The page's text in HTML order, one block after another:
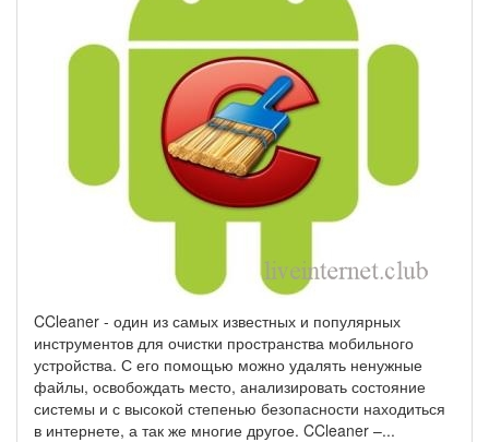
CCleaner - один из самых известных и популярных
инструментов для очистки пространства мобильного
устройства. С его помощью можно удалять ненужные
файлы, освобождать место, анализировать состояние
системы и с высокой степенью безопасности находиться
в интернете, а так же многие другое. CCleaner –...